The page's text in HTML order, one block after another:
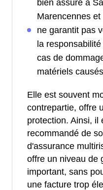
bien assuré à
Marencennes
ne garantit pas
la
cas de
matériels
Elle est souvent
contrepartie, offre
protection. Ainsi, il
recommandé de
d'assurance
offre un niveau de
important, sans
une facture trop